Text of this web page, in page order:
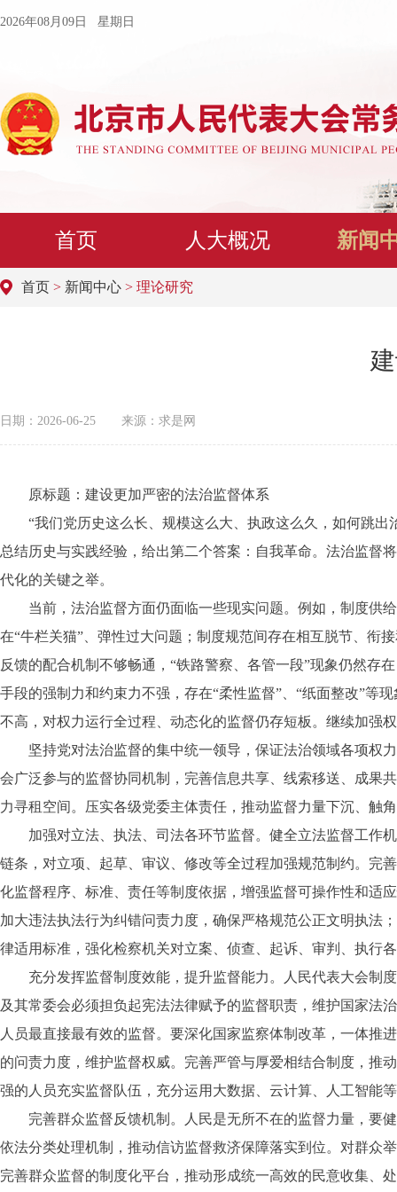
2026年08月09日 星期日
首页 人大概况 新闻
首页 > 新闻中心 > 理论研究
日期：2026-06-25 来源：求是网
原标题：建设更加严密的法治监督体系
“我们党历史这么长、规模这么大、执政这么久，如何跳出
总结历史与实践经验，给出第二个答案：自我革命。法治监督
代化的关键之举。
当前，法治监督方面仍面临一些现实问题。例如，制度供给
在“牛栏关猫”、弹性过大问题；制度规范间存在相互脱节、衔
反馈的配合机制不够畅通，“铁路警察、各管一段”现象仍然存
手段的强制力和约束力不强，存在“柔性监督”、“纸面整改”等
不高，对权力运行全过程、动态化的监督仍存短板。继续加强
坚持党对法治监督的集中统一领导，保证法治领域各项权力
会广泛参与的监督协同机制，完善信息共享、线索移送、成果
力寻租空间。压实各级党委主体责任，推动监督力量下沉、触
加强对立法、执法、司法各环节监督。健全立法监督工作机
链条，对立项、起草、审议、修改等全过程加强规范制约。完
化监督程序、标准、责任等制度依据，增强监督可操作性和适
加大违法执法行为纠错问责力度，确保严格规范公正文明执法
律适用标准，强化检察机关对立案、侦查、起诉、审判、执行
充分发挥监督制度效能，提升监督能力。人民代表大会制度
及其常委会必须担负起宪法法律赋予的监督职责，维护国家法
人员最直接最有效的监督。要深化国家监察体制改革，一体推
的问责力度，维护监督权威。完善严管与厚爱相结合制度，推
强的人员充实监督队伍，充分运用大数据、云计算、人工智能
完善群众监督反馈机制。人民是无所不在的监督力量，要健
依法分类处理机制，推动信访监督救济保障落实到位。对群众
完善群众监督的制度化平台，推动形成统一高效的民意收集、